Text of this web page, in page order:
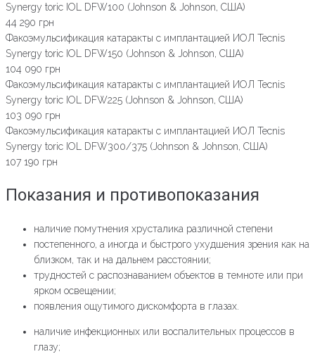
Synergy toric IOL DFW100 (Johnson & Johnson, США)
44 290 грн
Факоэмульсификация катаракты с имплантацией ИОЛ Tecnis
Synergy toric IOL DFW150 (Johnson & Johnson, США)
104 090 грн
Факоэмульсификация катаракты с имплантацией ИОЛ Tecnis
Synergy toric IOL DFW225 (Johnson & Johnson, США)
103 090 грн
Факоэмульсификация катаракты с имплантацией ИОЛ Tecnis
Synergy toric IOL DFW300/375 (Johnson & Johnson, США)
107 190 грн
Показания и противопоказания
наличие помутнения хрусталика различной степени
постепенного, а иногда и быстрого ухудшения зрения как на
близком, так и на дальнем расстоянии;
трудностей с распознаванием объектов в темноте или при
ярком освещении;
появления ощутимого дискомфорта в глазах.
наличие инфекционных или воспалительных процессов в
глазу;